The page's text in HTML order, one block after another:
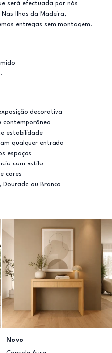
será efectuada por nós
Ilhas da Madeira,
entregas sem montagem.
decorativa
contemporâneo
estabilidade
qualquer entrada
espaços
com estilo
cores
Dourado ou Branco
Novo